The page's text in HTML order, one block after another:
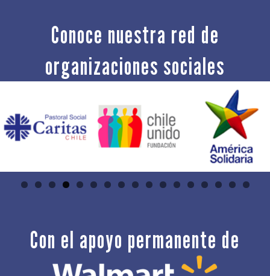
Conoce nuestra red de
organizaciones sociales
Con el apoyo permanente de